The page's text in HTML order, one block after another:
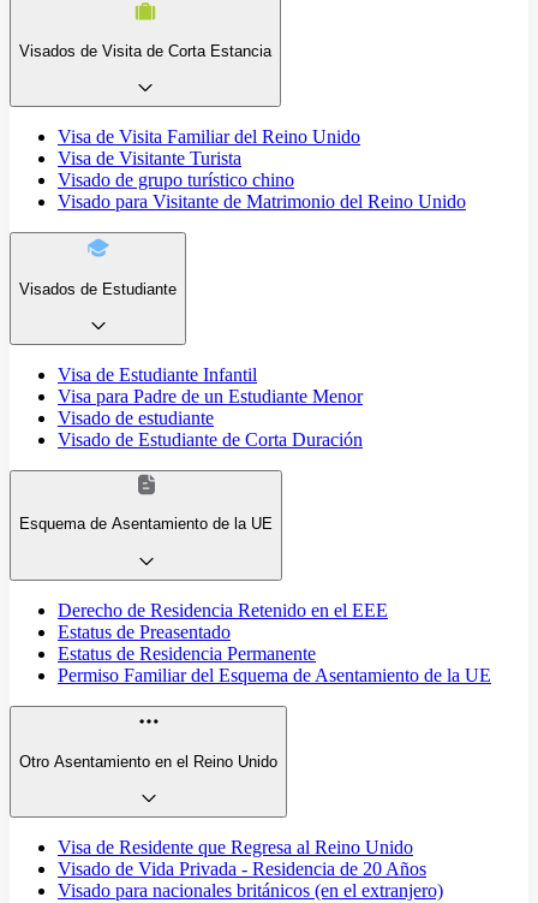
Visados de Visita de Corta Estancia
Visa de Visita Familiar del Reino Unido
Visa de Visitante Turista
Visado de grupo turístico chino
Visado para Visitante de Matrimonio del Reino Unido
Visados de Estudiante
Visa de Estudiante Infantil
Visa para Padre de un Estudiante Menor
Visado de estudiante
Visado de Estudiante de Corta Duración
Esquema de Asentamiento de la UE
Derecho de Residencia Retenido en el EEE
Estatus de Preasentado
Estatus de Residencia Permanente
Permiso Familiar del Esquema de Asentamiento de la UE
Otro Asentamiento en el Reino Unido
Visa de Residente que Regresa al Reino Unido
Visado de Vida Privada - Residencia de 20 Años
Visado para nacionales británicos (en el extranjero)